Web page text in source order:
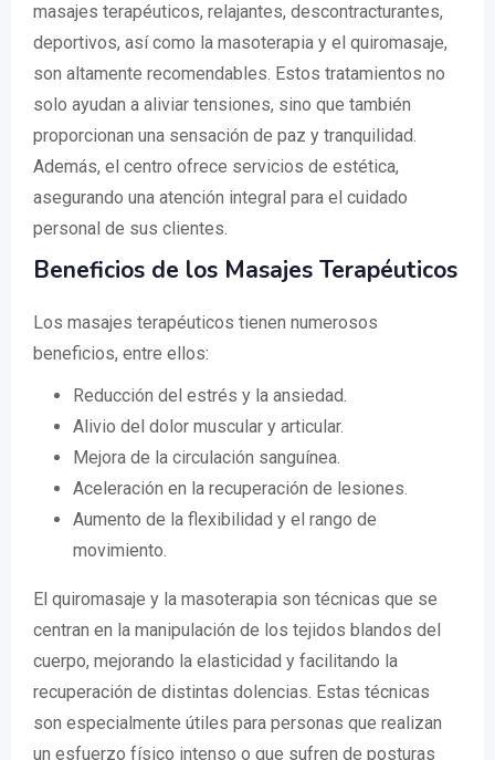
masajes terapéuticos, relajantes, descontracturantes,
deportivos, así como la masoterapia y el quiromasaje,
son altamente recomendables. Estos tratamientos no
solo ayudan a aliviar tensiones, sino que también
proporcionan una sensación de paz y tranquilidad.
Además, el centro ofrece servicios de estética,
asegurando una atención integral para el cuidado
personal de sus clientes.
Beneficios de los Masajes Terapéuticos
Los masajes terapéuticos tienen numerosos
beneficios, entre ellos:
Reducción del estrés y la ansiedad.
Alivio del dolor muscular y articular.
Mejora de la circulación sanguínea.
Aceleración en la recuperación de lesiones.
Aumento de la flexibilidad y el rango de
movimiento.
El quiromasaje y la masoterapia son técnicas que se
centran en la manipulación de los tejidos blandos del
cuerpo, mejorando la elasticidad y facilitando la
recuperación de distintas dolencias. Estas técnicas
son especialmente útiles para personas que realizan
un esfuerzo físico intenso o que sufren de posturas